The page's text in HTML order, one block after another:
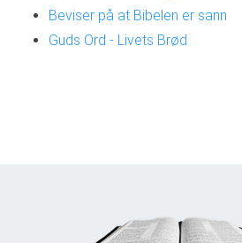
Beviser på at Bibelen er sann
Guds Ord - Livets Brød